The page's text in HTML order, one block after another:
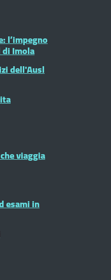
l’impegno
Imola
dell'Ausl
viaggia
esami in